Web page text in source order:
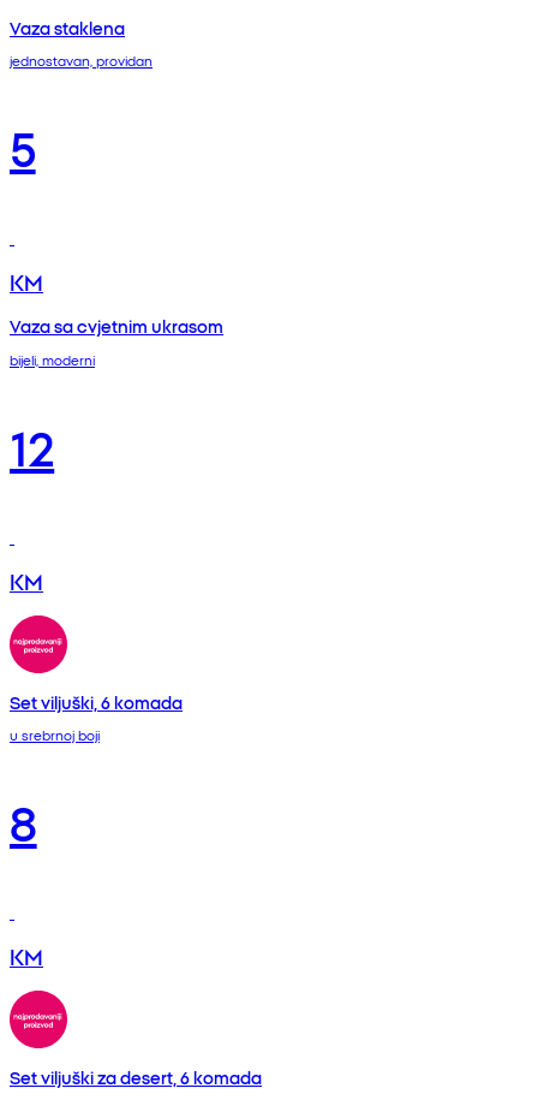
Vaza staklena
jednostavan, providan
5
KM
Vaza sa cvjetnim ukrasom
bijeli, moderni
12
KM
Set viljuški, 6 komada
u srebrnoj boji
8
KM
Set viljuški za desert, 6 komada